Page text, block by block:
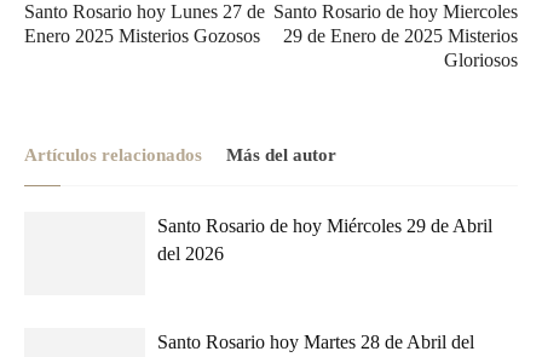
Santo Rosario hoy Lunes 27 de
Enero 2025 Misterios Gozosos
Santo Rosario de hoy Miercoles
29 de Enero de 2025 Misterios
Gloriosos
Artículos relacionados Más del autor
Santo Rosario de hoy Miércoles 29 de Abril
del 2026
Santo Rosario hoy Martes 28 de Abril del